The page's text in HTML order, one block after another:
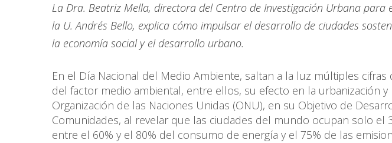
La Dra. Beatriz Mella, directora del Centro de Investigación Urbana para
la U. Andrés Bello, explica cómo impulsar el desarrollo de ciudades
la economía social y el desarrollo urbano.
En el Día Nacional del Medio Ambiente, saltan a la luz múltiples
del factor medio ambiental, entre ellos, su efecto en la urbanización y
Organización de las Naciones Unidas (ONU), en su Objetivo de
Comunidades, al revelar que las ciudades del mundo ocupan solo el
entre el 60% y el 80% del consumo de energía y el 75% de las